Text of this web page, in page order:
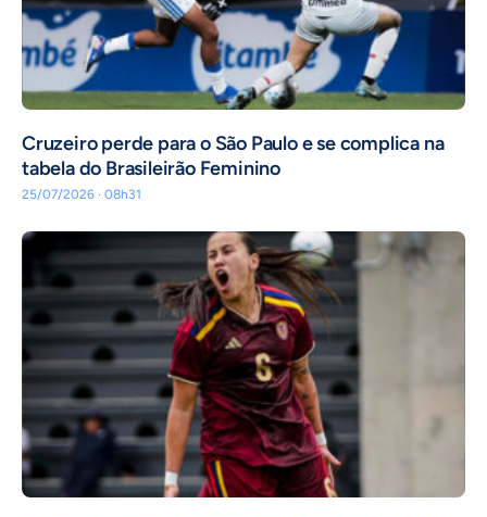
Cruzeiro perde para o São Paulo e se complica na
tabela do Brasileirão Feminino
25/07/2026 · 08h31